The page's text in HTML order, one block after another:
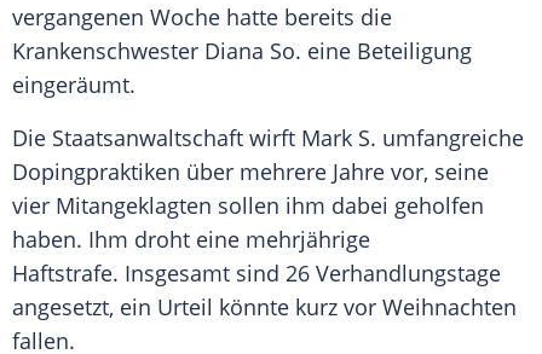
vergangenen Woche hatte bereits die
Krankenschwester Diana So. eine Beteiligung
eingeräumt.
Die Staatsanwaltschaft wirft Mark S. umfangreiche
Dopingpraktiken über mehrere Jahre vor, seine
vier Mitangeklagten sollen ihm dabei geholfen
haben. Ihm droht eine mehrjährige
Haftstrafe. Insgesamt sind 26 Verhandlungstage
angesetzt, ein Urteil könnte kurz vor Weihnachten
fallen.